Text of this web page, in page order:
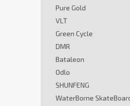
Pure Gold
VLT
Green Cycle
DMR
Bataleon
Odlo
SHUNFENG
WaterBorne